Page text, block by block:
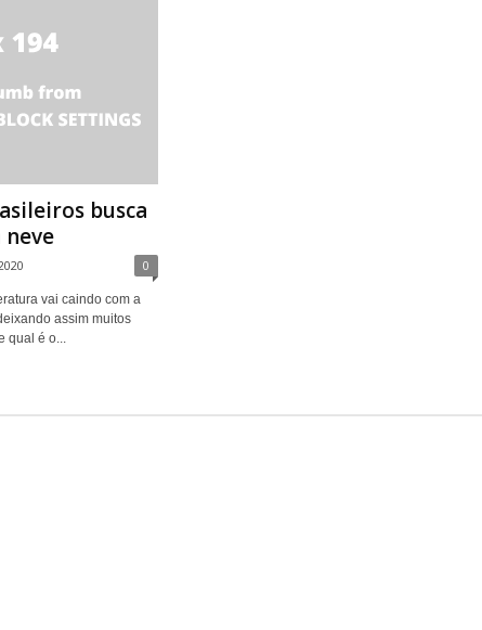
busca
neve
0
vai caindo com a
assim muitos
é o...